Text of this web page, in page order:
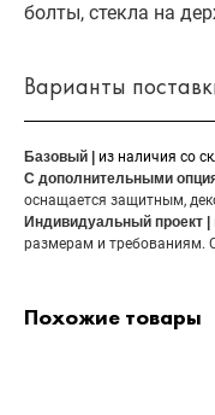
болты, стекла на
Варианты
Базовый | из наличия со
С дополнительными
оснащается защитным,
Индивидуальный проект |
размерам и требованиям.
Похожие товары